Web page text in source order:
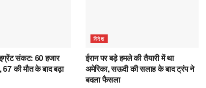
संकट: 60 हजार
की मौत के बाद बढ़ा
विदेश
ईरान पर बड़े हमले की तैयारी में था
अमेरिका, सऊदी की सलाह के बाद ट्रंप ने
बदला फैसला